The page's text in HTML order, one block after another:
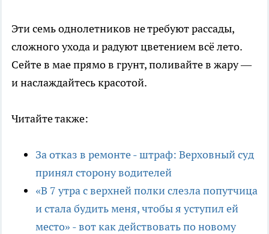
Эти семь однолетников не требуют рассады,
сложного ухода и радуют цветением всё лето.
Сейте в мае прямо в грунт, поливайте в жару —
и наслаждайтесь красотой.
Читайте также:
За отказ в ремонте - штраф: Верховный суд
принял сторону водителей
«В 7 утра с верхней полки слезла попутчица
и стала будить меня, чтобы я уступил ей
место» - вот как действовать по новому